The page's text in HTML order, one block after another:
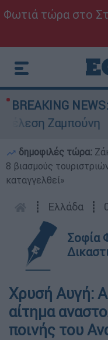
Φωτιά τώρα στο
BREAKING NEWS:
Ζαμπούνη
δημοφιλές τώρα:
8 βιασμούς
καταγγελθεί»
┋ Ελλάδα ┋
Σοφία
Χρυσή Αυγή:
αίτημα
ποινής του